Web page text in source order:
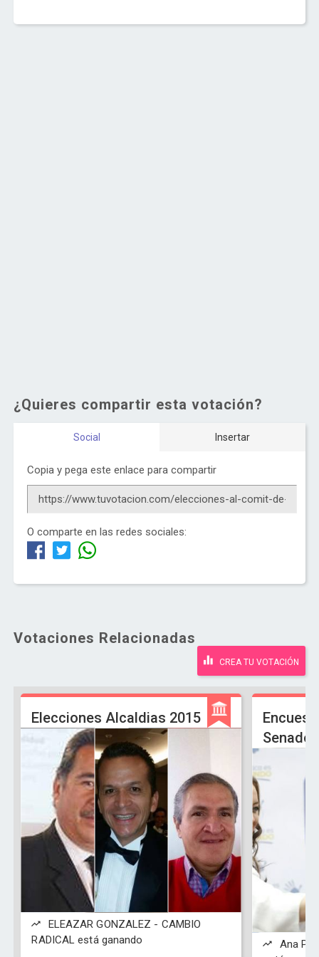
¿Quieres compartir esta votación?
Social Insertar
Copia y pega este enlace para compartir
O comparte en las redes sociales:
Votaciones Relacionadas
CREA TU VOTACIÓN
Elecciones Alcaldias 2015
ELEAZAR GONZALEZ - CAMBIO
RADICAL está ganando
Senado
Ana